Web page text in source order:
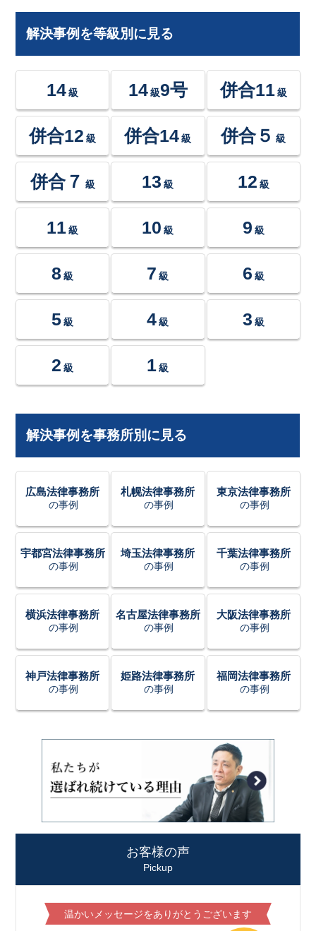
解決事例を等級別に見る
14 級 14級9号 併合11 級
併合12 級 併合14 級 併合５ 級
併合７ 級 13 級 12 級
11 級 10 級 9 級
8 級 7 級 6 級
5 級 4 級 3 級
2 級 1 級
解決事例を事務所別に見る
広島法律事務所
の事例
札幌法律事務所
の事例
東京法律事務所
の事例
宇都宮法律事務所
の事例
埼玉法律事務所
の事例
千葉法律事務所
の事例
横浜法律事務所
の事例
名古屋法律事務所
の事例
大阪法律事務所
の事例
神戸法律事務所
の事例
姫路法律事務所
の事例
福岡法律事務所
の事例
お客様の声
Pickup
温かいメッセージをありがとうございます